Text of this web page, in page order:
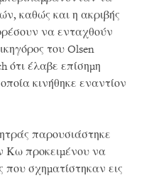
καθώς και η ακριβής
να ενταχθούν
του Olsen
ότι έλαβε επίσημη
κινήθηκε εναντίον
παρουσιάστηκε
Κω προκειμένου να
που σχηματίστηκαν εις